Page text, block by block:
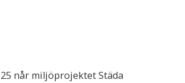
når miljöprojektet Städa